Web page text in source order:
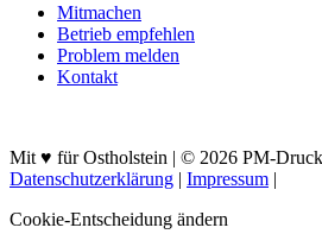
Mitmachen
Betrieb empfehlen
Problem melden
Kontakt
Mit ♥ für Ostholstein | © 2026 PM-
Datenschutzerklärung | Impressum |
Cookie-Entscheidung ändern